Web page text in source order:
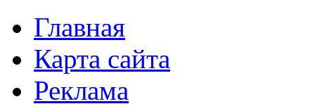
Главная
Карта сайта
Реклама